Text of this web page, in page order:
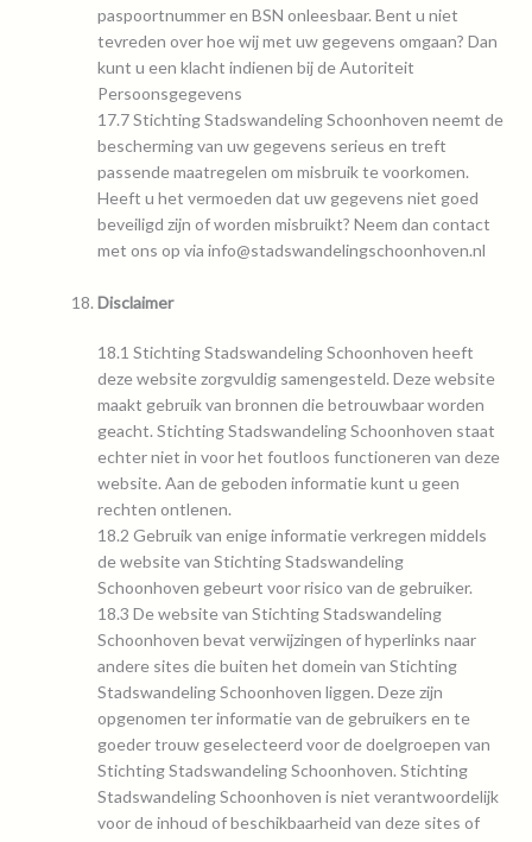
paspoortnummer en BSN onleesbaar. Bent u niet
tevreden over hoe wij met uw gegevens omgaan? Dan
kunt u een klacht indienen bij deAutoriteit
Persoonsgegevens
17.7 Stichting Stadswandeling Schoonhoven neemt de
bescherming van uw gegevens serieus en treft
passende maatregelen om misbruik te voorkomen.
Heeft u het vermoeden dat uw gegevens niet goed
beveiligd zijn of worden misbruikt? Neem dan contact
met ons op via info@stadswandelingschoonhoven.nl
Disclaimer
18.1 Stichting Stadswandeling Schoonhoven heeft
deze website zorgvuldig samengesteld. Deze website
maakt gebruik van bronnen die betrouwbaar worden
geacht. Stichting Stadswandeling Schoonhoven staat
echter niet in voor het foutloos functioneren van deze
website. Aan de geboden informatie kunt u geen
rechten ontlenen.
18.2 Gebruik van enige informatie verkregen middels
de website van Stichting Stadswandeling
Schoonhoven gebeurt voor risico van de gebruiker.
18.3 De website van Stichting Stadswandeling
Schoonhoven bevat verwijzingen of hyperlinks naar
andere sites die buiten het domein van Stichting
Stadswandeling Schoonhoven liggen. Deze zijn
opgenomen ter informatie van de gebruikers en te
goeder trouw geselecteerd voor de doelgroepen van
Stichting Stadswandeling Schoonhoven. Stichting
Stadswandeling Schoonhoven is niet verantwoordelijk
voor de inhoud of beschikbaarheid van deze sites of